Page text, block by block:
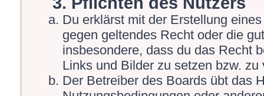
Du erklärst mit der Erstellung
gegen geltendes Recht oder die
insbesondere, dass du das Recht
Links und Bilder zu setzen bzw. zu
Der Betreiber des Boards übt das